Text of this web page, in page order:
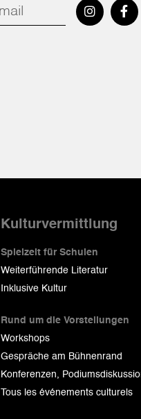
Kulturvermittlung
Spielzeit für Schulen
Weiterführende Literatur
Inklusive Kultur
Rund um die Vorstellungen
Workshops
Gespräche am Bühnenrand
Konferenzen,
Tous les événements culturels